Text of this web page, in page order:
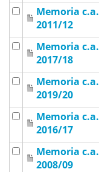
Memoria c.a.
2011/12
Memoria c.a.
2017/18
Memoria c.a.
2019/20
Memoria c.a.
2016/17
Memoria c.a.
2008/09